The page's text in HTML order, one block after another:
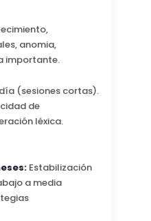
anomia,
importante.
(sesiones cortas).
de
léxica.
Estabilización
a media